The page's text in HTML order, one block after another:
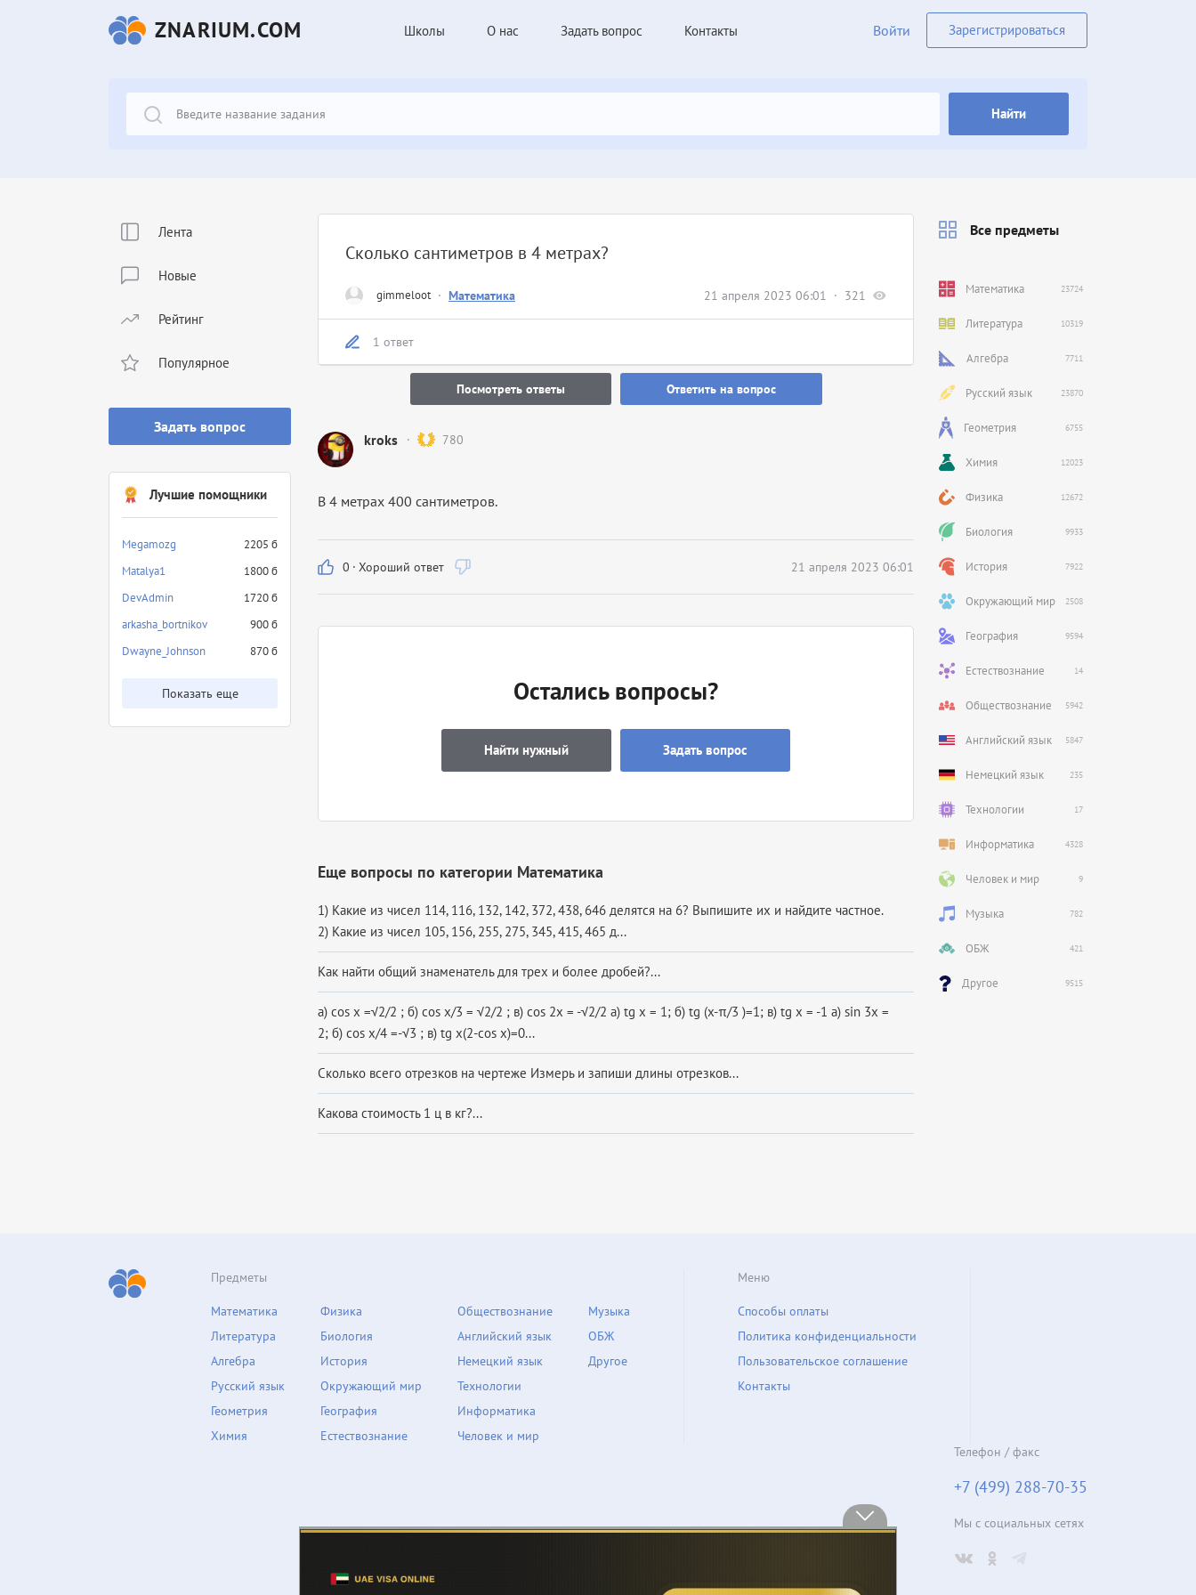
ZNARIUM.COM Школы О нас Задать вопрос Контакты Войти Зарегистрироваться
Найти
Лента
Новые
Рейтинг
Популярное
Задать вопрос
Лучшие помощники
Megamozg
2205 б
Matalya1
1800 б
DevAdmin
1720 б
arkasha_bortnikov
900 б
Dwayne_Johnson
870 б
Показать еще
gimmeloot · Математика 21 апреля 2023 06:01 321
Сколько сантиметров в 4 метрах?
1 ответ
Посмотреть ответы Ответить на вопрос
kroks 780
В 4 метрах 400 сантиметров.
0 · Хороший ответ 21 апреля 2023 06:01
Остались вопросы?
Найти нужный Задать вопрос
Еще вопросы по категории Математика
1) Какие из чисел 114, 116, 132, 142, 372, 438, 646 делятся на 6? Выпишите их и найдите частное.
2) Какие из чисел 105, 156, 255, 275, 345, 415, 465 д...
Как найти общий знаменатель для трех и более дробей?...
а) cos x =√2/2 ; б) cos x/3 = √2/2 ; в) cos 2x = -√2/2 а) tg x = 1; б) tg (x-π/3 )=1; в) tg x = -1 а) sin 3x =
2; б) cos x/4 =-√3 ; в) tg x(2-cos x)=0...
Сколько всего отрезков на чертеже Измерь и запиши длины отрезков...
Какова стоимость 1 ц в кг?...
Все предметы
Математика 23724
Литература 10319
Алгебра 7711
Русский язык 23870
Геометрия 6755
Химия 12023
Физика 12672
Биология 9933
История 7922
Окружающий мир 2508
География 9594
Естествознание 14
Обществознание 5942
Английский язык 5847
Немецкий язык 235
Технологии 17
Информатика 4328
Человек и мир 9
Музыка 782
ОБЖ 421
Другое 9515
Предметы
Математика
Литература
Алгебра
Русский язык
Геометрия
Химия
Физика
Биология
История
Окружающий мир
География
Естествознание
Обществознание
Английский язык
Немецкий язык
Технологии
Информатика
Человек и мир
Музыка
ОБЖ
Другое
Меню
Способы оплаты
Политика конфиденциальности
Пользовательское соглашение
Контакты
Телефон / факс
+7 (499) 288-70-35
Мы с социальных сетях